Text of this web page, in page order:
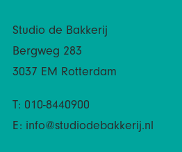
Studio de Bakkerij
Bergweg 283
3037 EM Rotterdam
T: 010-8440900
E: info@studiodebakkerij.nl